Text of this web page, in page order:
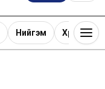
Нийгэм Хөрөнгө